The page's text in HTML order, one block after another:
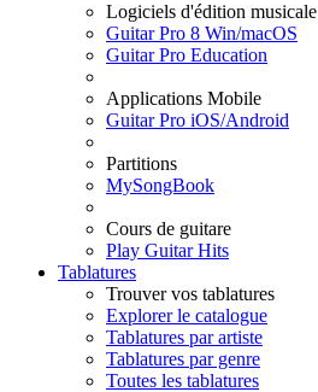
Logiciels d'édition musicale
Guitar Pro 8 Win/macOS
Guitar Pro Education
Applications Mobile
Guitar Pro iOS/Android
Partitions
MySongBook
Cours de guitare
Play Guitar Hits
Tablatures
Trouver vos tablatures
Explorer le catalogue
Tablatures par artiste
Tablatures par genre
Toutes les tablatures